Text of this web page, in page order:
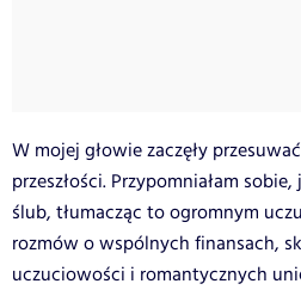
W mojej głowie zaczęły
przeszłości. Przypomniałam
ślub, tłumacząc to ogromnym
rozmów o wspólnych finansach,
uczuciowości i romantycznych